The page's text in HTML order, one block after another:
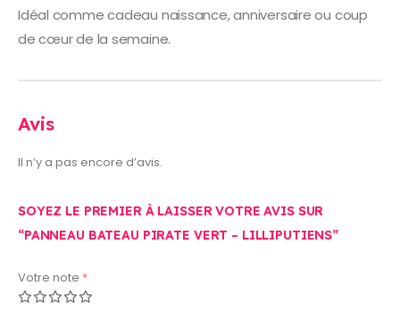
Idéal comme cadeau naissance, anniversaire ou coup
de cœur de la semaine.
Avis
Il n’y a pas encore d’avis.
SOYEZ LE PREMIER À LAISSER VOTRE AVIS SUR
“PANNEAU BATEAU PIRATE VERT – LILLIPUTIENS”
Votre note *